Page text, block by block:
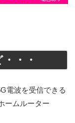
・・
電波を受信できる
ームルーター